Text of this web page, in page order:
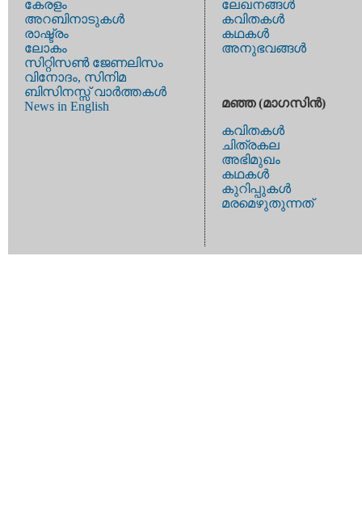
കേരളം
അറബിനാടുകള്‍
രാഷ്ട്രം
ലോകം
സിറ്റിസണ്‍ ജേണലിസം
വിനോദം, സിനിമ
ബിസിനസ്സ് വാര്‍ത്തകള്‍
News in English
ലേഖനങ്ങള്‍
കവിതകള്‍
കഥകള്‍
അനുഭവങ്ങള്‍
മഞ്ഞ (മാഗസിന്‍)
കവിതകള്‍
ചിത്രകല
അഭിമുഖം
കഥകള്‍
കുറിപ്പുകള്‍
മരമെഴുതുന്നത്